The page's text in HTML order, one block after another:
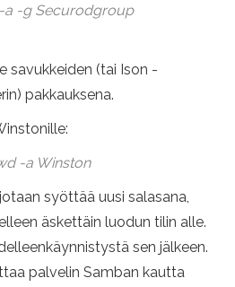
-g Securodgroup
savukkeiden (tai Ison -
pakkauksena.
-a Winston
syöttää uusi salasana,
äskettäin luodun tilin alle.
sen jälkeen.
palvelin Samban kautta